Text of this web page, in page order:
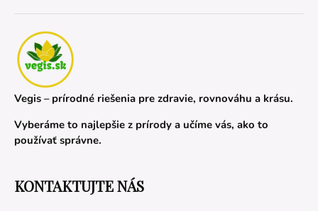
Vegis – prírodné riešenia pre zdravie, rovnováhu a krásu.
Vyberáme to najlepšie z prírody a učíme vás, ako to
používať správne.
KONTAKTUJTE NÁS